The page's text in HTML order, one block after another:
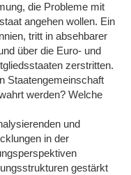
die Probleme mit
angehen wollen. Ein
tritt in absehbarer
über die Euro- und
zerstritten.
Staatengemeinschaft
werden? Welche
und
in der
gestärkt